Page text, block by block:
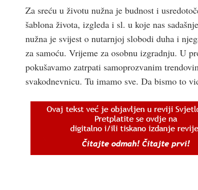
Za sreću u životu nužna je budnost i
šablona života, izgleda i sl. u koje nas
nužna je svijest o nutarnjoj slobodi duha i
za samoću. Vrijeme za osobnu izgradnju. U
pokušavamo zatrpati samoprozvanim
svakodnevnicu. Tu imamo sve. Da bismo to